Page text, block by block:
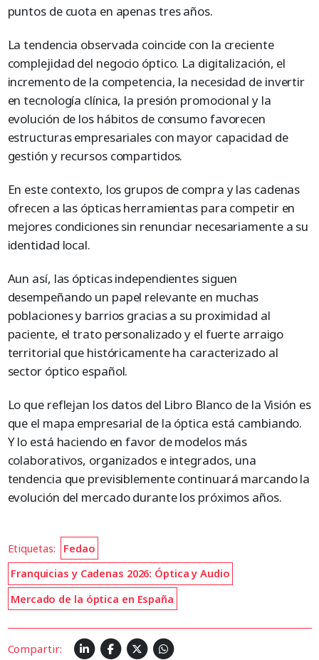
puntos de cuota en apenas tres años.
La tendencia observada coincide con la creciente
complejidad del negocio óptico. La digitalización, el
incremento de la competencia, la necesidad de invertir
en tecnología clínica, la presión promocional y la
evolución de los hábitos de consumo favorecen
estructuras empresariales con mayor capacidad de
gestión y recursos compartidos.
En este contexto, los grupos de compra y las cadenas
ofrecen a las ópticas herramientas para competir en
mejores condiciones sin renunciar necesariamente a su
identidad local.
Aun así, las ópticas independientes siguen
desempeñando un papel relevante en muchas
poblaciones y barrios gracias a su proximidad al
paciente, el trato personalizado y el fuerte arraigo
territorial que históricamente ha caracterizado al
sector óptico español.
Lo que reflejan los datos del Libro Blanco de la Visión es
que el mapa empresarial de la óptica está cambiando.
Y lo está haciendo en favor de modelos más
colaborativos, organizados e integrados, una
tendencia que previsiblemente continuará marcando la
evolución del mercado durante los próximos años.
Etiquetas:
Fedao
Franquicias y Cadenas 2026: Óptica y Audio
Mercado de la óptica en España
Compartir: